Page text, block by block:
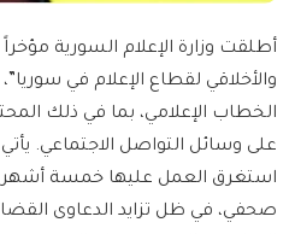
أطلقت وزارة الإعلام السورية
والأخلاقي لقطاع الإعلام في
الخطاب الإعلامي، بما في ذلك
على وسائل التواصل الاجتماعي.
استغرق العمل عليها خمسة أشهر
صحفي، في ظل تزايد الدعاوى